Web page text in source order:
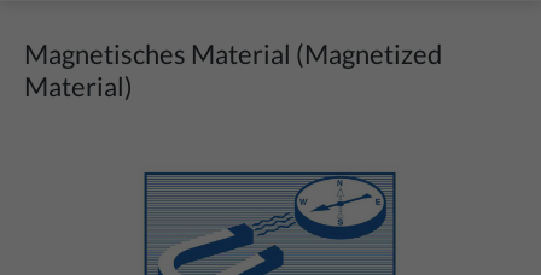
Magnetisches Material (Magnetized
Material)